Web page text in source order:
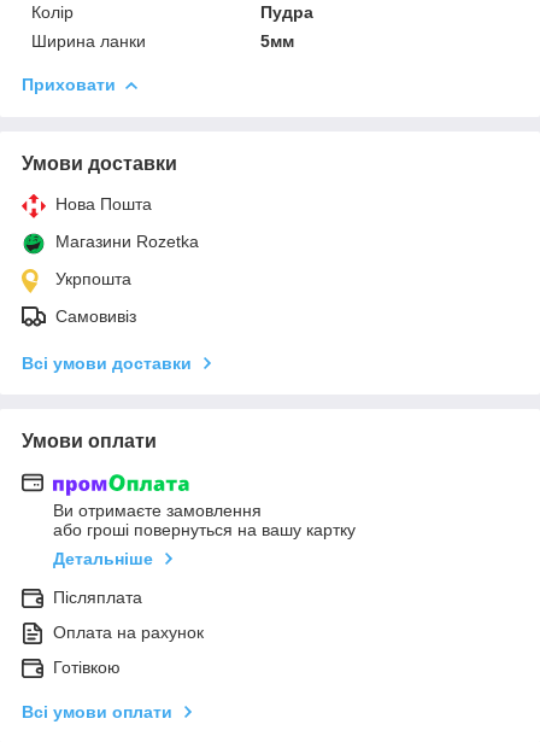
Колір
Пудра
Ширина ланки
5мм
Приховати
Умови доставки
Нова Пошта
Магазини Rozetka
Укрпошта
Самовивіз
Всі умови доставки
Умови оплати
Ви отримаєте замовлення
або гроші повернуться на вашу картку
Детальніше
Післяплата
Оплата на рахунок
Готівкою
Всі умови оплати